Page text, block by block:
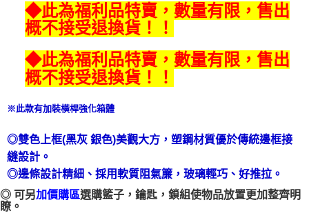
◆此為福利品特賣，數量有限，售出
概不接受退換貨！！
◆此為福利品特賣，數量有限，售出
概不接受退換貨！！
※此款有加裝橫桿強化箱體
◎雙色上框(黑灰 銀色)美觀大方，塑鋼材質優於傳統邊框接
縫設計。
◎邊條設計精細、採用軟質阻氣簾，玻璃輕巧、好推拉。
◎ 可另加價購區選購籃子，鑰匙，鎖組使物品放置更加整齊明
瞭。